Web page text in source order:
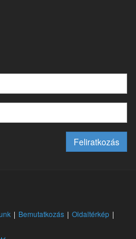
Feliratkozás
Bemutatkozás Oldaltérkép